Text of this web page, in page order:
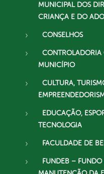
MUNICIPAL DOS
CRIANÇA E DO
CONSELHOS
CONTROLADORIA
MUNICÍPIO
CULTURA,
EDUCAÇÃO,
TECNOLOGIA
FACULDADE DE
FUNDEB – FUNDO